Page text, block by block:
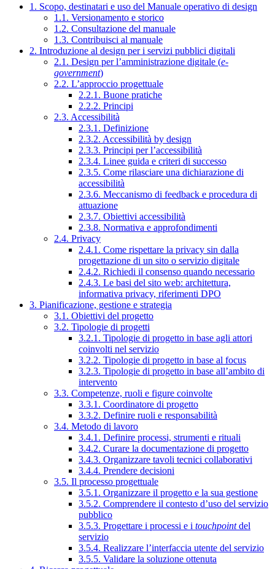
1. Scopo, destinatari e uso del Manuale operativo di design
1.1. Versionamento e storico
1.2. Consultazione del manuale
1.3. Contribuisci al manuale
2. Introduzione al design per i servizi pubblici digitali
2.1. Design per l’amministrazione digitale (e-
government)
2.2. L’approccio progettuale
2.2.1. Buone pratiche
2.2.2. Principi
2.3. Accessibilità
2.3.1. Definizione
2.3.2. Accessibilità by design
2.3.3. Principi per l’accessibilità
2.3.4. Linee guida e criteri di successo
2.3.5. Come rilasciare una dichiarazione di
accessibilità
2.3.6. Meccanismo di feedback e procedura di
attuazione
2.3.7. Obiettivi accessibilità
2.3.8. Normativa e approfondimenti
2.4. Privacy
2.4.1. Come rispettare la privacy sin dalla
progettazione di un sito o servizio digitale
2.4.2. Richiedi il consenso quando necessario
2.4.3. Le basi del sito web: architettura,
informativa privacy, riferimenti DPO
3. Pianificazione, gestione e strategia
3.1. Obiettivi del progetto
3.2. Tipologie di progetti
3.2.1. Tipologie di progetto in base agli attori
coinvolti nel servizio
3.2.2. Tipologie di progetto in base al focus
3.2.3. Tipologie di progetto in base all’ambito di
intervento
3.3. Competenze, ruoli e figure coinvolte
3.3.1. Coordinatore di progetto
3.3.2. Definire ruoli e responsabilità
3.4. Metodo di lavoro
3.4.1. Definire processi, strumenti e rituali
3.4.2. Curare la documentazione di progetto
3.4.3. Organizzare tavoli tecnici collaborativi
3.4.4. Prendere decisioni
3.5. Il processo progettuale
3.5.1. Organizzare il progetto e la sua gestione
3.5.2. Comprendere il contesto d’uso del servizio
pubblico
3.5.3. Progettare i processi e i touchpointdel
servizio
3.5.4. Realizzare l’interfaccia utente del servizio
3.5.5. Validare la soluzione ottenuta